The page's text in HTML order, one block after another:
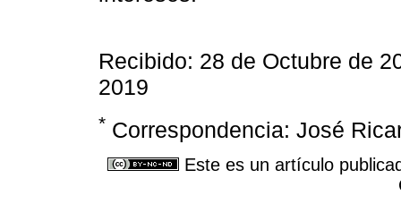
Recibido: 28 de Octubre de
2019
* Correspondencia: José
Este es un artículo